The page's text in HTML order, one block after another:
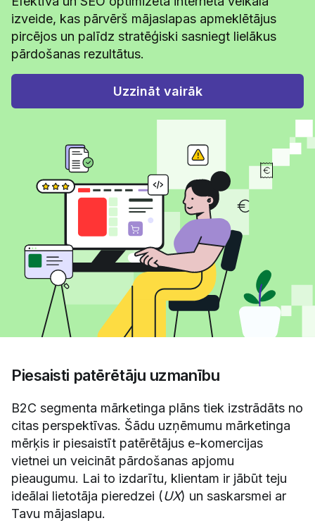
izveide, kas pārvērš mājaslapas apmeklētājus
pircējos un palīdz stratēģiski sasniegt lielākus
pārdošanas rezultātus.
Uzzināt vairāk
Piesaisti patērētāju uzmanību
B2C segmenta mārketinga plāns tiek izstrādāts no
citas perspektīvas. Šādu uzņēmumu mārketinga
mērķis ir piesaistīt patērētājus e-komercijas
vietnei un veicināt pārdošanas apjomu
pieaugumu. Lai to izdarītu, klientam ir jābūt teju
ideālai lietotāja pieredzei (UX) un saskarsmei ar
Tavu mājaslapu.